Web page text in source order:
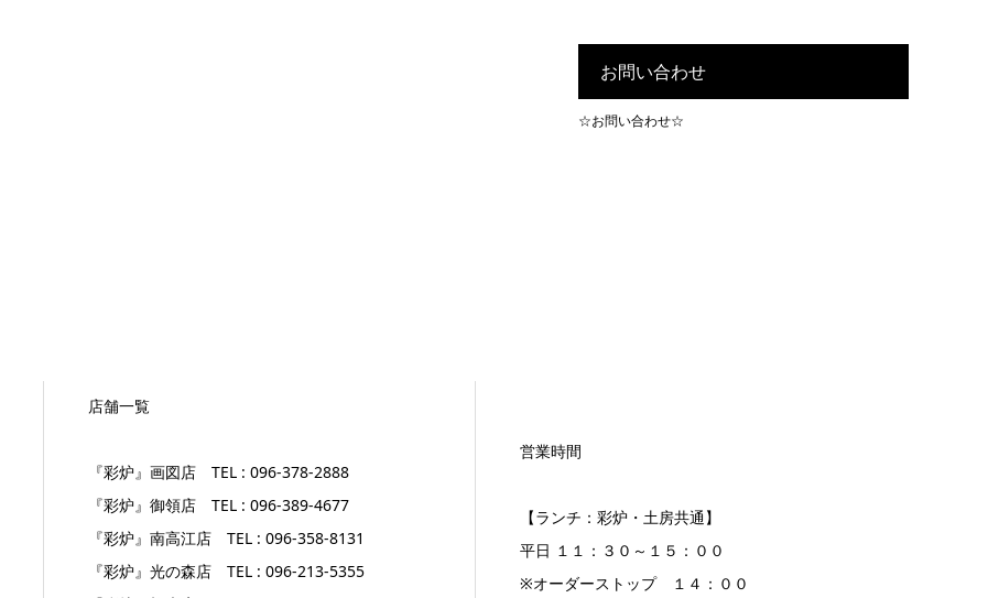
お問い合わせ
☆お問い合わせ☆
店舗一覧
『彩炉』画図店 TEL : 096-378-2888
『彩炉』御領店 TEL : 096-389-4677
『彩炉』南高江店 TEL : 096-358-8131
『彩炉』光の森店 TEL : 096-213-5355
営業時間
【ランチ：彩炉・土房共通】
平日 １１：３０～１５：００
※オーダーストップ １４：００